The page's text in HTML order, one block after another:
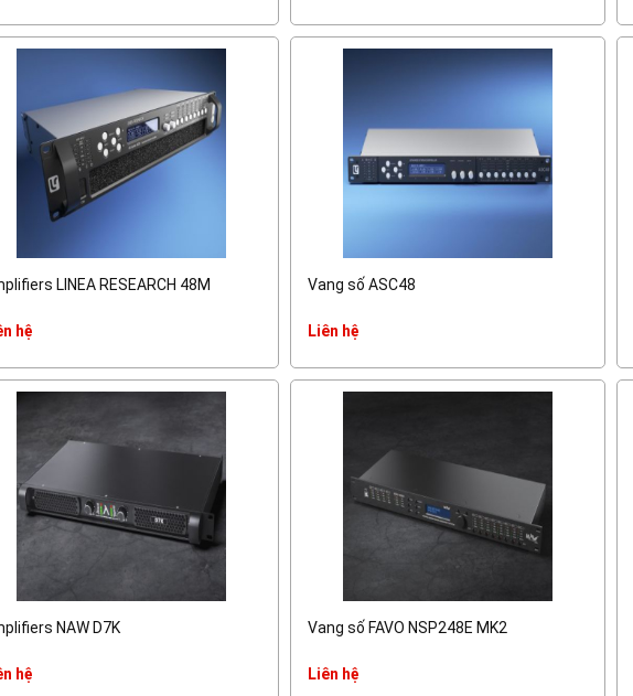
LINEA RESEARCH 48M
hệ
Vang số ASC48
Liên hệ
NAW D7K
hệ
Vang số FAVO NSP248E MK2
Liên hệ